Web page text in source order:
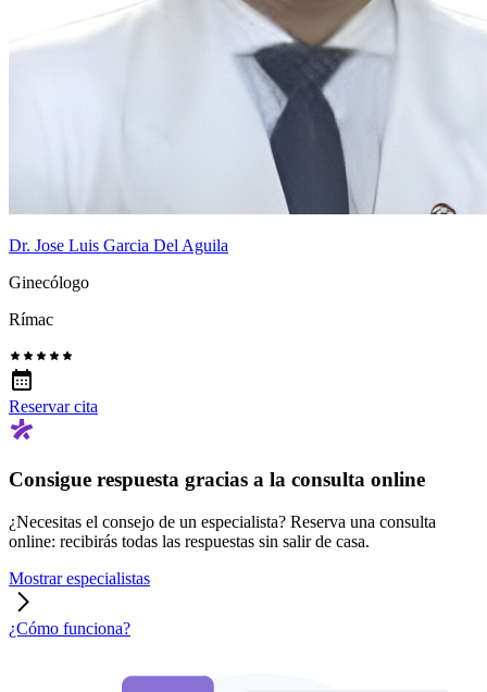
Dr. Jose Luis Garcia Del Aguila
Ginecólogo
Rímac
Reservar cita
Consigue respuesta gracias a la consulta online
¿Necesitas el consejo de un especialista? Reserva una consulta
online: recibirás todas las respuestas sin salir de casa.
Mostrar especialistas
¿Cómo funciona?